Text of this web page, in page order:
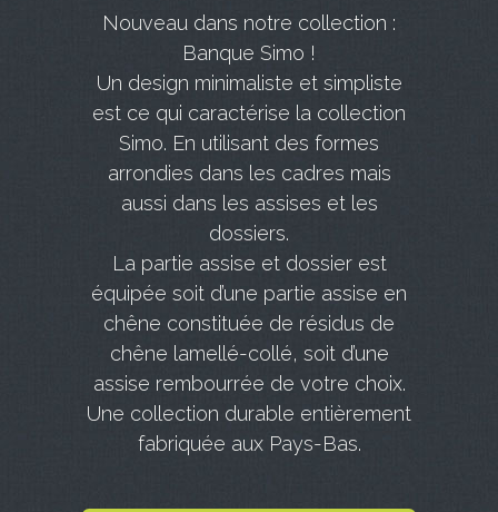
Nouveau dans notre collection :
Banque Simo !
Un design minimaliste et simpliste
est ce qui caractérise la collection
Simo. En utilisant des formes
arrondies dans les cadres mais
aussi dans les assises et les
dossiers.
La partie assise et dossier est
équipée soit d’une partie assise en
chêne constituée de résidus de
chêne lamellé-collé, soit d’une
assise rembourrée de votre choix.
Une collection durable entièrement
fabriquée aux Pays-Bas.